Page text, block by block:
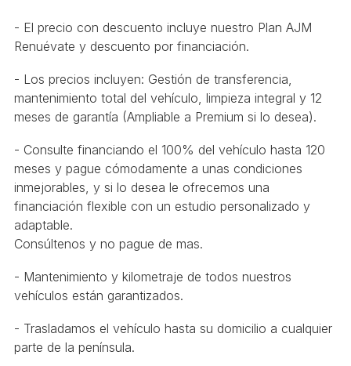
- El precio con descuento incluye nuestro Plan AJM
Renuévate y descuento por financiación.
- Los precios incluyen: Gestión de transferencia,
mantenimiento total del vehículo, limpieza integral y 12
meses de garantía (Ampliable a Premium si lo desea).
- Consulte financiando el 100% del vehículo hasta 120
meses y pague cómodamente a unas condiciones
inmejorables, y si lo desea le ofrecemos una
financiación flexible con un estudio personalizado y
adaptable.
Consúltenos y no pague de mas.
- Mantenimiento y kilometraje de todos nuestros
vehículos están garantizados.
- Trasladamos el vehículo hasta su domicilio a cualquier
parte de la península.